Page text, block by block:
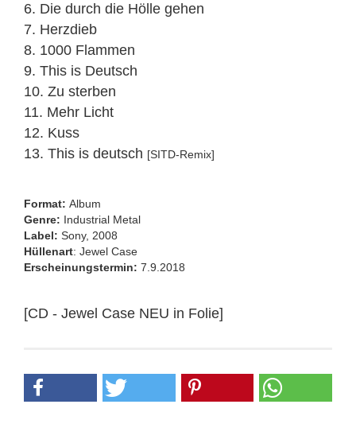
6. Die durch die Hölle gehen
7. Herzdieb
8. 1000 Flammen
9. This is Deutsch
10. Zu sterben
11. Mehr Licht
12. Kuss
13. This is deutsch [SITD-Remix]
Format: Album
Genre: Industrial Metal
Label: Sony, 2008
Hüllenart: Jewel Case
Erscheinungstermin: 7.9.2018
[CD - Jewel Case NEU in Folie]